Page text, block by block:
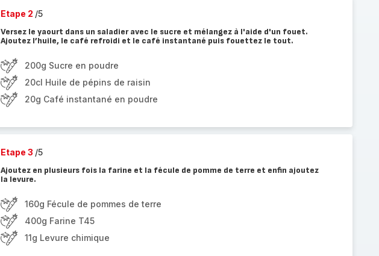
Etape 2 /5
Versez le yaourt dans un saladier avec le sucre et mélangez à l'aide d'un fouet.
Ajoutez l’huile, le café refroidi et le café instantané puis fouettez le tout.
200g Sucre en poudre
20cl Huile de pépins de raisin
20g Café instantané en poudre
Etape 3 /5
Ajoutez en plusieurs fois la farine et la fécule de pomme de terre et enfin ajoutez
la levure.
160g Fécule de pommes de terre
400g Farine T45
11g Levure chimique